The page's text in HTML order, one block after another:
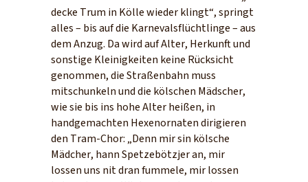
decke Trum in Kölle wieder klingt“, springt
alles – bis auf die Karnevalsflüchtlinge – aus
dem Anzug. Da wird auf Alter, Herkunft und
sonstige Kleinigkeiten keine Rücksicht
genommen, die Straßenbahn muss
mitschunkeln und die kölschen Mädscher,
wie sie bis ins hohe Alter heißen, in
handgemachten Hexenornaten dirigieren
den Tram-Chor: „Denn mir sin kölsche
Mädcher, hann Spetzebötzjer an, mir
lossen uns nit dran fummele, mir lossen